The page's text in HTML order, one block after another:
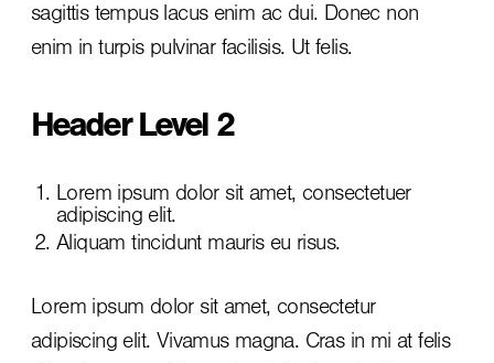
sagittis tempus lacus enim ac dui. Donec non
enim in turpis pulvinar facilisis. Ut felis.
Header Level 2
Lorem ipsum dolor sit amet, consectetuer
adipiscing elit.
Aliquam tincidunt mauris eu risus.
Lorem ipsum dolor sit amet, consectetur
adipiscing elit. Vivamus magna. Cras in mi at felis